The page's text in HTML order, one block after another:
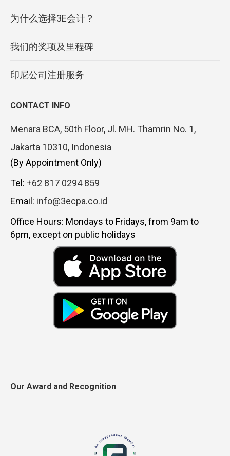
为什么选择3E会计？
我们的奖项及里程碑
印尼公司注册服务
CONTACT INFO
Menara BCA, 50th Floor, Jl. MH. Thamrin No. 1,
Jakarta 10310, Indonesia
(By Appointment Only)
Tel: +62 817 0294 859
Email: info@3ecpa.co.id
Office Hours: Mondays to Fridays, from 9am to
6pm, except on public holidays
Our Award and Recognition